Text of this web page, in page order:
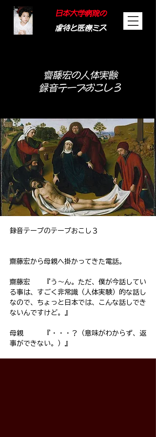
日本大学病院の
虐待と医療ミス
​齋藤宏の人体実験
録音テープ​おこし３
録音テープのテープおこし３
齋藤宏から母親へ掛かってきた電話。
齋藤宏 『う～ん。ただ、僕が今話してい
る事は、すごく非常識（人体実験）的な話し
なので、ちょっと日本では、こんな話しでき
ないんですけど。』
​母親 『・・・？（意味がわからず、返
事ができない。）』